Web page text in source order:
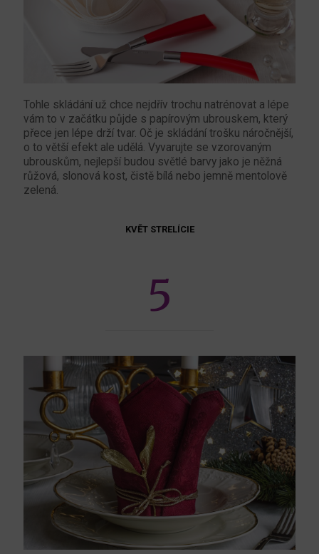
Tohle skládání už chce nejdřív trochu natrénovat a lépe
vám to v začátku půjde s papírovým ubrouskem, který
přece jen lépe drží tvar. Oč je skládání trošku náročnější,
o to větší efekt ale udělá. Vyvarujte se vzorovaným
ubrouskům, nejlepší budou světlé barvy jako je něžná
růžová, slonová kost, čistě bílá nebo jemně mentolově
zelená.
KVĚT STRELÍCIE
5